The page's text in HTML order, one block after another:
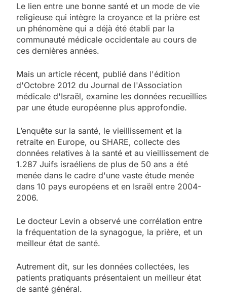
Le lien entre une bonne santé et un mode de vie
religieuse qui intègre la croyance et la prière est
un phénomène qui a déjà été établi par la
communauté médicale occidentale au cours de
ces dernières années.
Mais un article récent, publié dans l'édition
d'Octobre 2012 du Journal de l'Association
médicale d'Israël, examine les données recueillies
par une étude européenne plus approfondie.
L’enquête sur la santé, le vieillissement et la
retraite en Europe, ou SHARE, collecte des
données relatives à la santé et au vieillissement de
1.287 Juifs israéliens de plus de 50 ans a été
menée dans le cadre d'une vaste étude menée
dans 10 pays européens et en Israël entre 2004-
2006.
Le docteur Levin a observé une corrélation entre
la fréquentation de la synagogue, la prière, et un
meilleur état de santé.
Autrement dit, sur les données collectées, les
patients pratiquants présentaient un meilleur état
de santé général.